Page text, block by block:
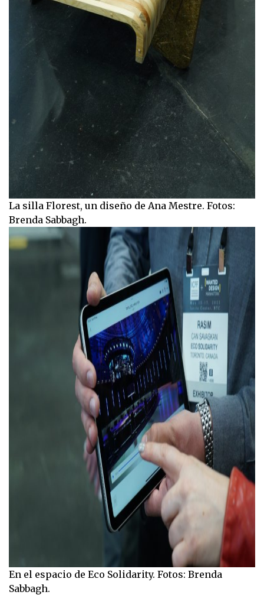
La silla Florest, un diseño de Ana Mestre. Fotos:
Brenda Sabbagh.
En el espacio de Eco Solidarity. Fotos: Brenda
Sabbagh.